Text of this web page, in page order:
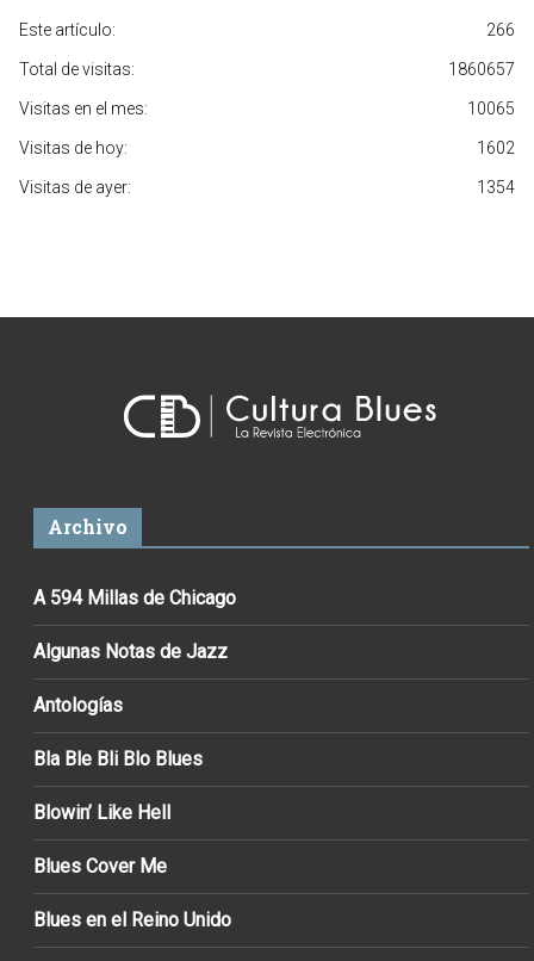
266
Este artículo:
1860657
Total de visitas:
10065
Visitas en el mes:
1602
Visitas de hoy:
1354
Visitas de ayer:
Archivo
A 594 Millas de Chicago
Algunas Notas de Jazz
Antologías
Bla Ble Bli Blo Blues
Blowin’ Like Hell
Blues Cover Me
Blues en el Reino Unido